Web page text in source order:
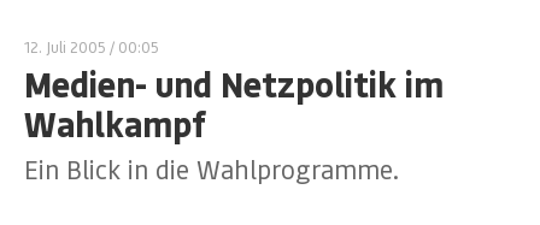
12. Juli 2005 / 00:05
Medien- und Netzpolitik im
Wahlkampf
Ein Blick in die Wahlprogramme.